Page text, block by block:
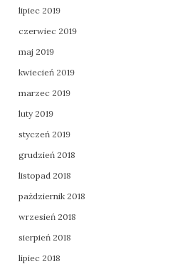
lipiec 2019
czerwiec 2019
maj 2019
kwiecień 2019
marzec 2019
luty 2019
styczeń 2019
grudzień 2018
listopad 2018
październik 2018
wrzesień 2018
sierpień 2018
lipiec 2018